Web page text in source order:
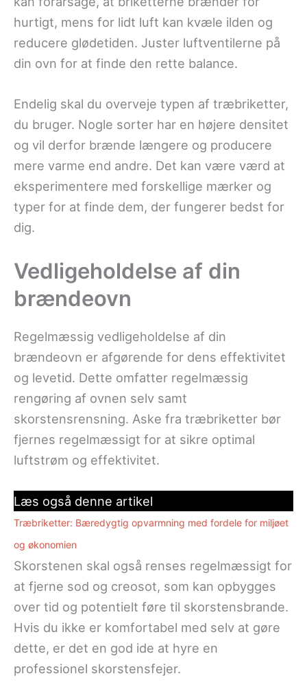
hurtigt, mens for lidt luft kan kvæle ilden og
reducere glødetiden. Juster luftventilerne på
din ovn for at finde den rette balance.
Endelig skal du overveje typen af træbriketter,
du bruger. Nogle sorter har en højere densitet
og vil derfor brænde længere og producere
mere varme end andre. Det kan være værd at
eksperimentere med forskellige mærker og
typer for at finde dem, der fungerer bedst for
dig.
Vedligeholdelse af din
brændeovn
Regelmæssig vedligeholdelse af din
brændeovn er afgørende for dens effektivitet
og levetid. Dette omfatter regelmæssig
rengøring af ovnen selv samt
skorstensrensning. Aske fra træbriketter bør
fjernes regelmæssigt for at sikre optimal
luftstrøm og effektivitet.
Læs også denne artikel
Træbriketter: Bæredygtig opvarmning med fordele for miljøet
og økonomien
Skorstenen skal også renses regelmæssigt for
at fjerne sod og creosot, som kan opbygges
over tid og potentielt føre til skorstensbrande.
Hvis du ikke er komfortabel med selv at gøre
dette, er det en god ide at hyre en
professionel skorstensfejer.